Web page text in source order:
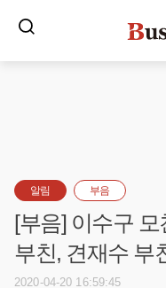
알림 부음
[부음] 이수구
부친, 견재수 부
2020-04-20 16:59:45